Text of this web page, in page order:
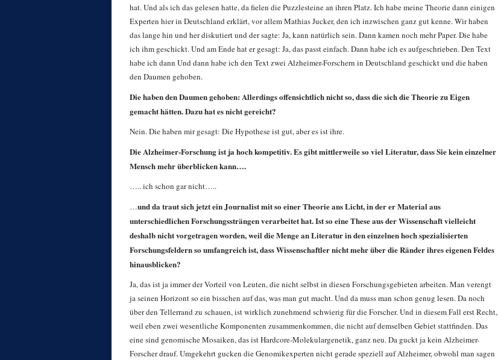
hat. Und als ich das gelesen hatte, da fielen die Puzzlesteine an ihren Platz. Ich habe meine Theorie dann einigen
Experten hier in Deutschland erklärt, vor allem Mathias Jucker, den ich inzwischen ganz gut kenne. Wir haben
das lange hin und her diskutiert und der sagte: Ja, kann natürlich sein. Dann kamen noch mehr Paper. Die habe
ich ihm geschickt. Und am Ende hat er gesagt: Ja, das passt einfach. Dann habe ich es aufgeschrieben. Den Text
habe ich dann Und dann habe ich den Text zwei Alzheimer-Forschern in Deutschland geschickt und die haben
den Daumen gehoben.
Die haben den Daumen gehoben: Allerdings offensichtlich nicht so, dass die sich die Theorie zu Eigen
gemacht hätten. Dazu hat es nicht gereicht?
Nein. Die haben mir gesagt: Die Hypothese ist gut, aber es ist ihre.
Die Alzheimer-Forschung ist ja hoch kompetitiv. Es gibt mittlerweile so viel Literatur, dass Sie kein einzelner
Mensch mehr überblicken kann….
….. ich schon gar nicht…..
…und da traut sich jetzt ein Journalist mit so einer Theorie ans Licht, in der er Material aus
unterschiedlichen Forschungssträngen verarbeitet hat. Ist so eine These aus der Wissenschaft vielleicht
deshalb nicht vorgetragen worden, weil die Menge an Literatur in den einzelnen hoch spezialisierten
Forschungsfeldern so umfangreich ist, dass Wissenschaftler nicht mehr über die Ränder ihres eigenen Feldes
hinausblicken?
Ja, das ist ja immer der Vorteil von Leuten, die nicht selbst in diesen Forschungsgebieten arbeiten. Man verengt
ja seinen Horizont so ein bisschen auf das, was man gut macht. Und da muss man schon genug lesen. Da noch
über den Tellerrand zu schauen, ist wirklich zunehmend schwierig für die Forscher. Und in diesem Fall erst Recht,
weil eben zwei wesentliche Komponenten zusammenkommen, die nicht auf demselben Gebiet stattfinden. Das
eine sind genomische Mosaiken, das ist Hardcore-Molekulargenetik, ganz neu. Da guckt ja kein Alzheimer-
Forscher drauf. Umgekehrt gucken die Genomikexperten nicht gerade speziell auf Alzheimer, obwohl man sagen